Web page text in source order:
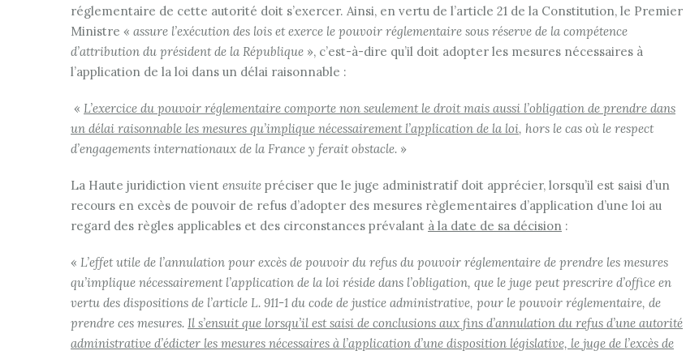
réglementaire de cette autorité doit s’exercer. Ainsi, en vertu de l’article 21 de la Constitution, le Premier
Ministre « assure l’exécution des lois et exerce le pouvoir réglementaire sous réserve de la compétence
d’attribution du président de la République », c’est-à-dire qu’il doit adopter les mesures nécessaires à
l’application de la loi dans un délai raisonnable :
« L’exercice du pouvoir réglementaire comporte non seulement le droit mais aussi l’obligation de prendre dans
un délai raisonnable les mesures qu’implique nécessairement l’application de la loi, hors le cas où le respect
d’engagements internationaux de la France y ferait obstacle. »
La Haute juridiction vient ensuite préciser que le juge administratif doit apprécier, lorsqu’il est saisi d’un
recours en excès de pouvoir de refus d’adopter des mesures règlementaires d’application d’une loi au
regard des règles applicables et des circonstances prévalant à la date de sa décision :
« L’effet utile de l’annulation pour excès de pouvoir du refus du pouvoir réglementaire de prendre les mesures
qu’implique nécessairement l’application de la loi réside dans l’obligation, que le juge peut prescrire d’office en
vertu des dispositions de l’article L. 911-1 du code de justice administrative, pour le pouvoir réglementaire, de
prendre ces mesures. Il s’ensuit que lorsqu’il est saisi de conclusions aux fins d’annulation du refus d’une autorité
administrative d’édicter les mesures nécessaires à l’application d’une disposition législative, le juge de l’excès de